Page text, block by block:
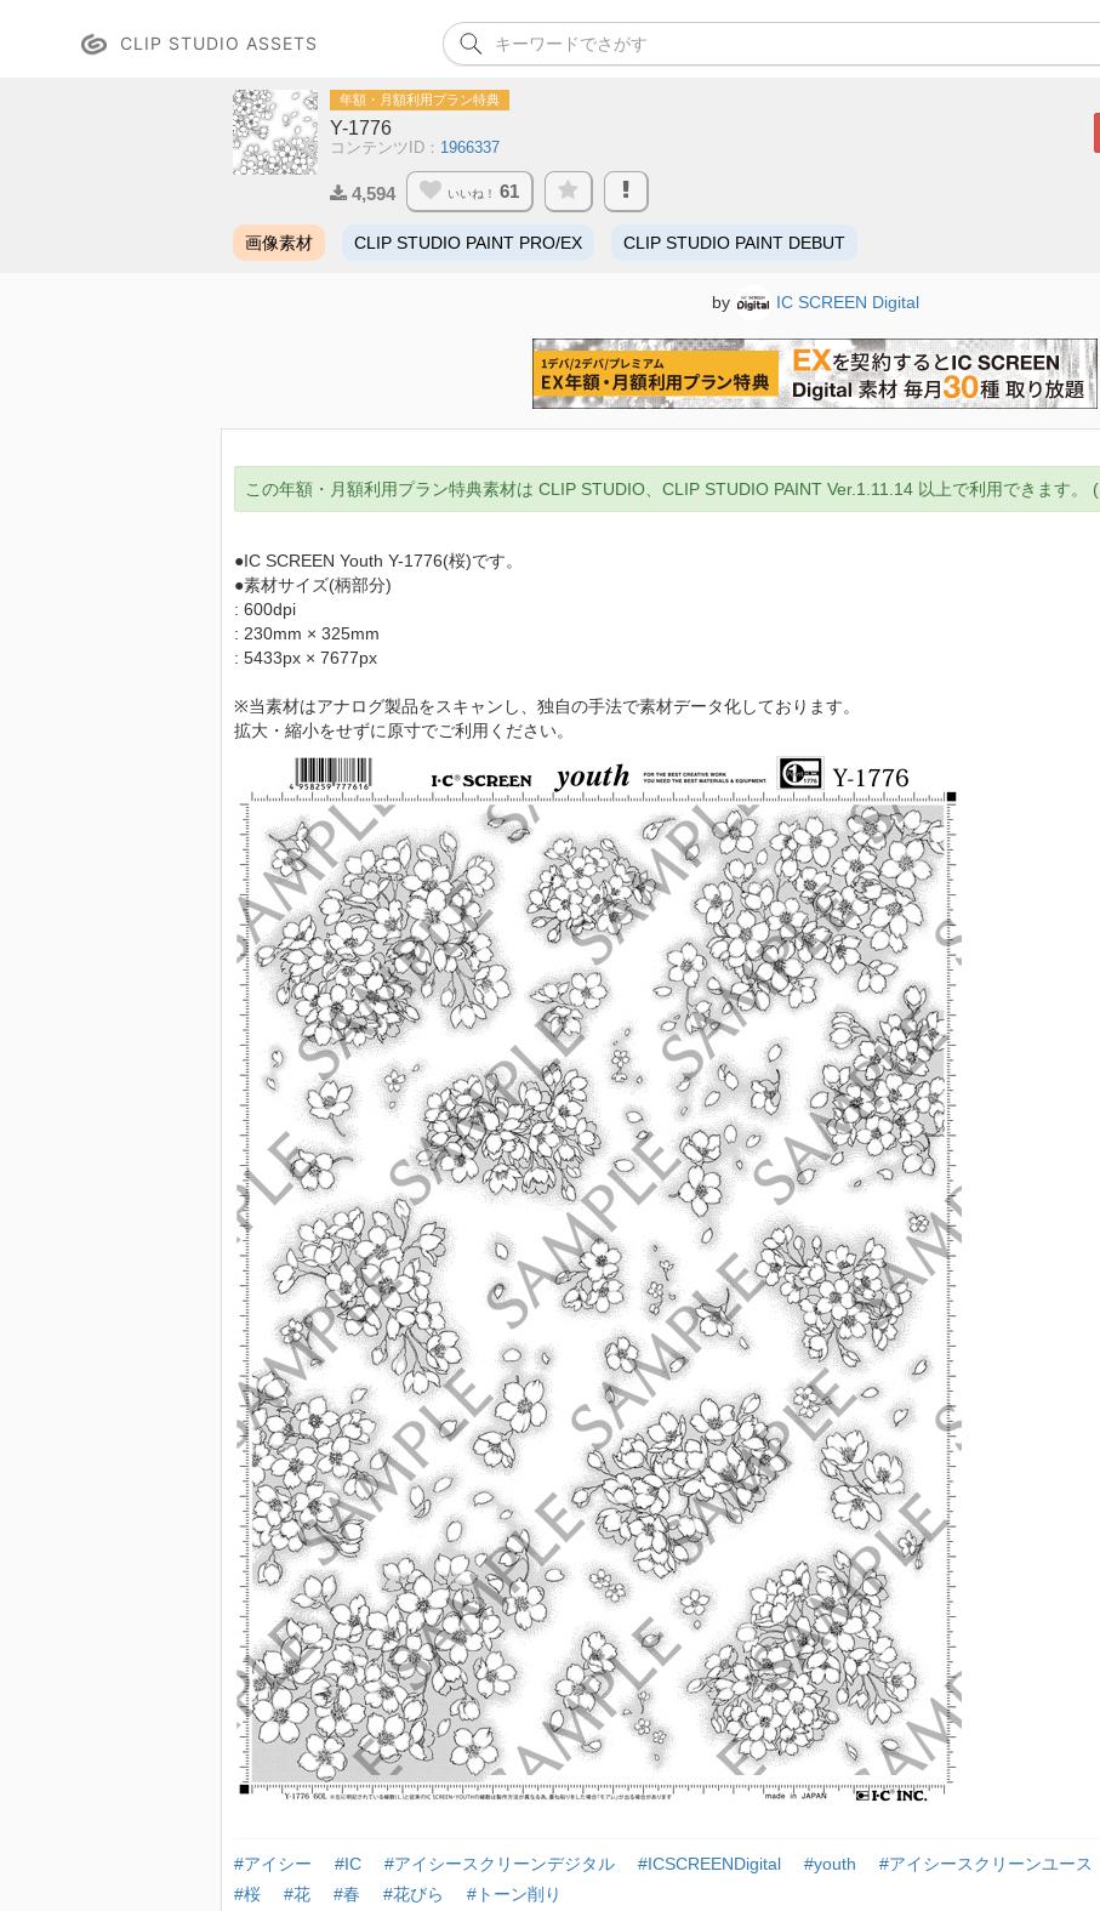
CLIP STUDIO ASSETS
年額・月額利用プラン特典
Y-1776
コンテンツID： 1966337
4,594 いいね！ 61
画像素材 CLIP STUDIO PAINT PRO/EX CLIP STUDIO PAINT DEBUT
by IC SCREEN Digital
この年額・月額利用プラン特典素材は CLIP STUDIO、CLIP STUDIO PAINT Ver.1.11.14 以上で利用できます。 (
●IC SCREEN Youth Y-1776(桜)です。
●素材サイズ(柄部分)
: 600dpi
: 230mm × 325mm
: 5433px × 7677px
※当素材はアナログ製品をスキャンし、独自の手法で素材データ化しております。
拡大・縮小をせずに原寸でご利用ください。
#アイシー #IC #アイシースクリーンデジタル #ICSCREENDigital #youth #アイシースクリーンユース
#桜
#花 #春 #花びら #トーン削り